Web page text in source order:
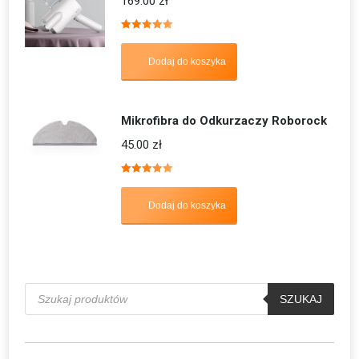
5.00
Dodaj do koszyka
Mikrofibra do Odkurzaczy Roborock
45.00 zł
5.00
Dodaj do koszyka
Wyszukiwarka
produktów
SZUKAJ